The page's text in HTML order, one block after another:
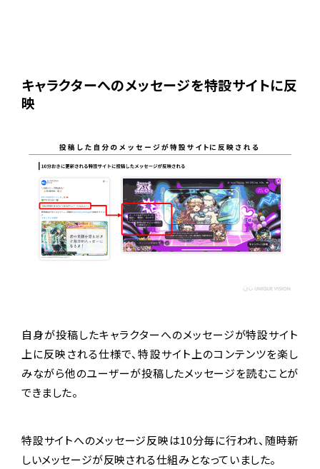
キャラクターへのメッセージを特設サイトに反
映
自身が投稿したキャラクターへのメッセージが特設サイト
上に反映される仕様で、特設サイト上のコンテンツを楽し
みながら他のユーザーが投稿したメッセージを読むことが
できました。
特設サイトへのメッセージ反映は10分毎に行われ、随時新
しいメッセージが反映される仕組みとなっていました。